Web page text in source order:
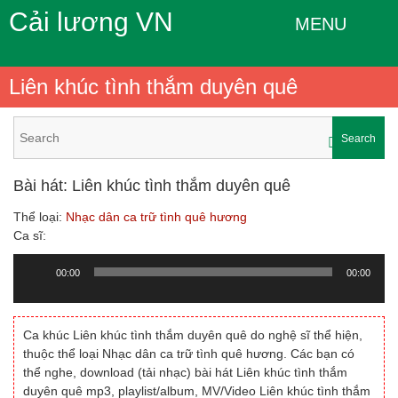
Cải lương VN MENU
Liên khúc tình thắm duyên quê
Search
Bài hát: Liên khúc tình thắm duyên quê
Thể loại: Nhạc dân ca trữ tình quê hương
Ca sĩ:
00:00 00:00
Ca khúc Liên khúc tình thắm duyên quê do nghệ sĩ thể hiện,
thuộc thể loại Nhạc dân ca trữ tình quê hương. Các bạn có
thể nghe, download (tải nhạc) bài hát Liên khúc tình thắm
duyên quê mp3, playlist/album, MV/Video Liên khúc tình thắm